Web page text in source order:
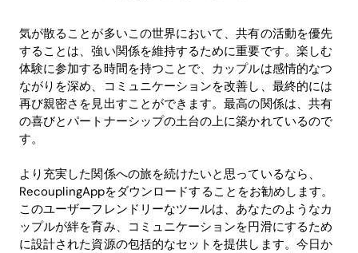
気が散ることが多いこの世界において、共有の活動を優先
することは、強い関係を維持するために重要です。楽しむ
体験に参加する時間を持つことで、カップルは感情的なつ
ながりを深め、コミュニケーションを改善し、最終的には
再び親密さを見出すことができます。最高の関係は、共有
の喜びとパートナーシップの土台の上に築かれているので
す。
より充実した関係への旅を続けたいと思っているなら、
RecouplingAppをダウンロードすることをお勧めします。
このユーザーフレンドリーなツールは、あなたのようなカ
ップルが絆を育み、コミュニケーションを円滑にするため
に設計された資源の包括的なセットを提供します。今日か